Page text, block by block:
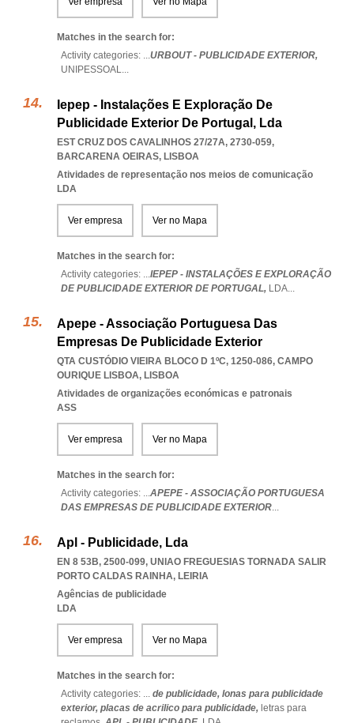
Matches in the search for:
Activity categories: ...URBOUT - PUBLICIDADE EXTERIOR,
UNIPESSOAL...
Iepep - Instalações E Exploração De
Publicidade Exterior De Portugal, Lda
EST CRUZ DOS CAVALINHOS 27/27A, 2730-059,
BARCARENA OEIRAS, LISBOA
Atividades de representação nos meios de comunicação
LDA
Ver empresa Ver no Mapa
Matches in the search for:
Activity categories: ...IEPEP - INSTALAÇÕES E EXPLORAÇÃO
DE PUBLICIDADE EXTERIOR DE PORTUGAL, LDA...
Apepe - Associação Portuguesa Das
Empresas De Publicidade Exterior
QTA CUSTÓDIO VIEIRA BLOCO D 1ºC, 1250-086, CAMPO
OURIQUE LISBOA, LISBOA
Atividades de organizações económicas e patronais
ASS
Ver empresa Ver no Mapa
Matches in the search for:
Activity categories: ...APEPE - ASSOCIAÇÃO PORTUGUESA
DAS EMPRESAS DE PUBLICIDADE EXTERIOR...
Apl - Publicidade, Lda
EN 8 53B, 2500-099, UNIAO FREGUESIAS TORNADA SALIR
PORTO CALDAS RAINHA, LEIRIA
Agências de publicidade
LDA
Ver empresa Ver no Mapa
Matches in the search for:
Activity categories: ... de publicidade, lonas para publicidade
exterior, placas de acrilico para publicidade, letras para